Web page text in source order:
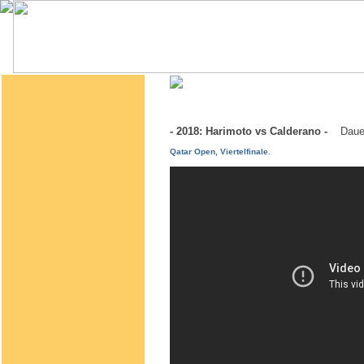
- 2018: Harimoto vs Calderano -
Qatar Open, Viertelfinale.